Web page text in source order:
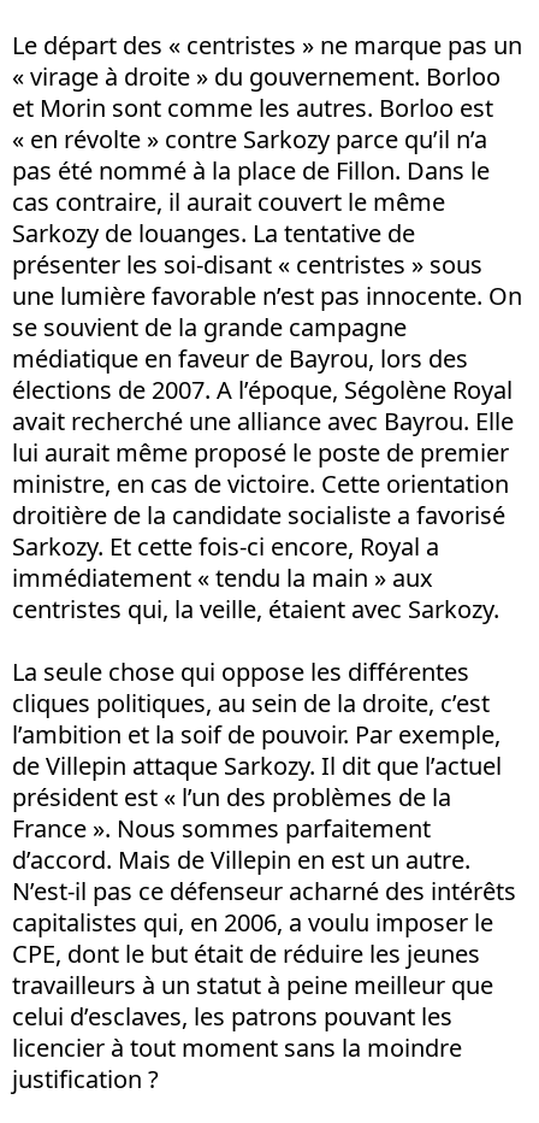
Le départ des « centristes » ne marque pas un
« virage à droite » du gouvernement. Borloo
et Morin sont comme les autres. Borloo est
« en révolte » contre Sarkozy parce qu’il n’a
pas été nommé à la place de Fillon. Dans le
cas contraire, il aurait couvert le même
Sarkozy de louanges. La tentative de
présenter les soi-disant « centristes » sous
une lumière favorable n’est pas innocente. On
se souvient de la grande campagne
médiatique en faveur de Bayrou, lors des
élections de 2007. A l’époque, Ségolène Royal
avait recherché une alliance avec Bayrou. Elle
lui aurait même proposé le poste de premier
ministre, en cas de victoire. Cette orientation
droitière de la candidate socialiste a favorisé
Sarkozy. Et cette fois-ci encore, Royal a
immédiatement « tendu la main » aux
centristes qui, la veille, étaient avec Sarkozy.
La seule chose qui oppose les différentes
cliques politiques, au sein de la droite, c’est
l’ambition et la soif de pouvoir. Par exemple,
de Villepin attaque Sarkozy. Il dit que l’actuel
président est « l’un des problèmes de la
France ». Nous sommes parfaitement
d’accord. Mais de Villepin en est un autre.
N’est-il pas ce défenseur acharné des intérêts
capitalistes qui, en 2006, a voulu imposer le
CPE, dont le but était de réduire les jeunes
travailleurs à un statut à peine meilleur que
celui d’esclaves, les patrons pouvant les
licencier à tout moment sans la moindre
justification ?